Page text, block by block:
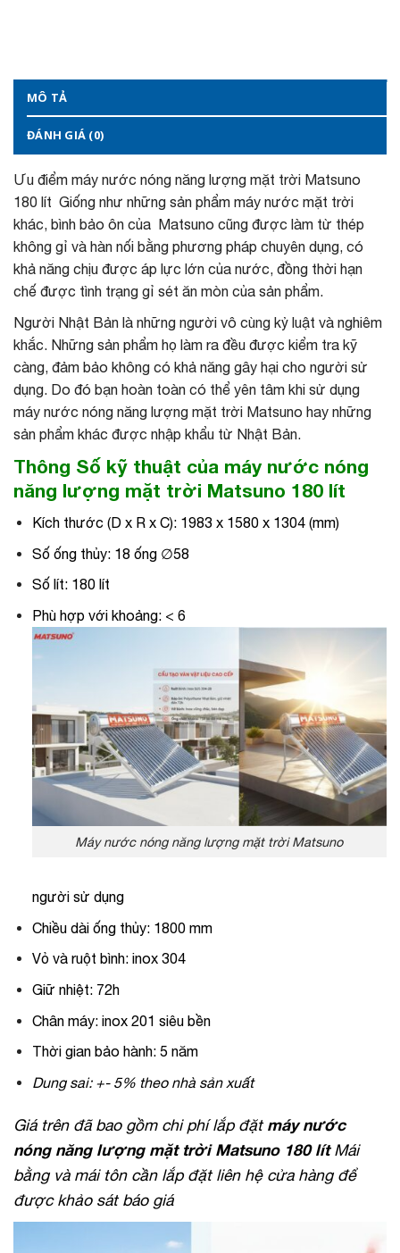
MÔ TẢ
ĐÁNH GIÁ (0)
Ưu điểm máy nước nóng năng lượng mặt trời Matsuno
180 lít Giống như những sản phẩm máy nước mặt trời
khác, bình bảo ôn của Matsuno cũng được làm từ thép
không gỉ và hàn nối bằng phương pháp chuyên dụng, có
khả năng chịu được áp lực lớn của nước, đồng thời hạn
chế được tình trạng gỉ sét ăn mòn của sản phẩm.
Người Nhật Bản là những người vô cùng kỷ luật và nghiêm
khắc. Những sản phẩm họ làm ra đều được kiểm tra kỹ
càng, đảm bảo không có khả năng gây hại cho người sử
dụng. Do đó bạn hoàn toàn có thể yên tâm khi sử dụng
máy nước nóng năng lượng mặt trời Matsuno hay những
sản phẩm khác được nhập khẩu từ Nhật Bản.
Thông Số kỹ thuật của máy nước nóng
năng lượng mặt trời Matsuno 180 lít
Kích thước (D x R x C): 1983 x 1580 x 1304 (mm)
Số ống thủy: 18 ống ∅58
Số lít: 180 lít
Phù hợp với khoảng: < 6
Máy nước nóng năng lượng mặt trời Matsuno
người sử dụng
Chiều dài ống thủy: 1800 mm
Vỏ và ruột bình: inox 304
Giữ nhiệt: 72h
Chân máy: inox 201 siêu bền
Thời gian bảo hành: 5 năm
Dung sai: +- 5% theo nhà sản xuất
Giá trên đã bao gồm chi phí lắp đặtmáy nước
nóng năng lượng mặt trời Matsuno 180 lítMái
bằng và mái tôn cần lắp đặt liên hệ cửa hàng để
được khảo sát báo giá